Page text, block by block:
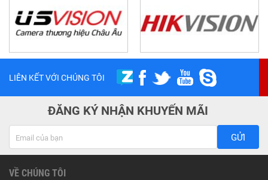
LIÊN KẾT VỚI CHÚNG TÔI
ĐĂNG KÝ NHẬN KHUYẾN MÃI
GỬI
VỀ CHÚNG TÔI